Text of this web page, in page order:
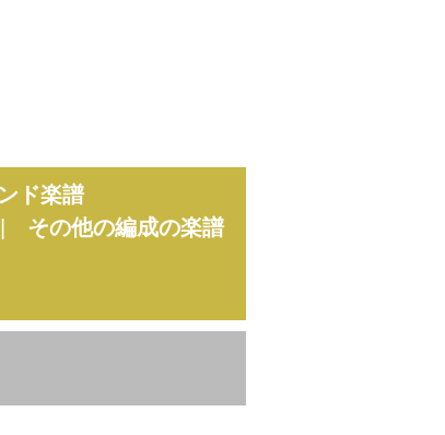
ド楽譜
その他の編成の楽譜